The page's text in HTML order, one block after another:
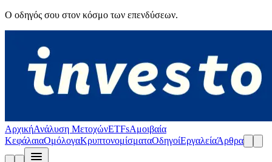
Ο οδηγός σου στον κόσμο των επενδύσεων.
ΑρχικήΑνάλυση ΜετοχώνETFsΑμοιβαία
ΚεφάλαιαΟμόλογαΚρυπτονομίσματαΟδηγοίΕργαλείαΆρθρα